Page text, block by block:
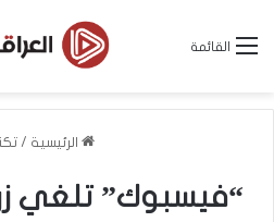
القائمة
الرئيسية /
“فيسبوك” تلغي